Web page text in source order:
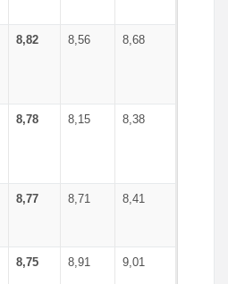
8,82 8,56 8,68
8,78 8,15 8,38
8,77 8,71 8,41
8,75 8,91 9,01